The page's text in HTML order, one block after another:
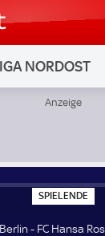
NORDOST
SPIELENDE
P
E
- FC Hansa